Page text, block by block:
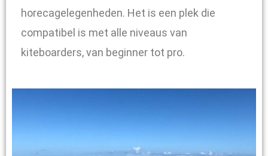
horecagelegenheden. Het is een plek die
compatibel is met alle niveaus van
kiteboarders, van beginner tot pro.